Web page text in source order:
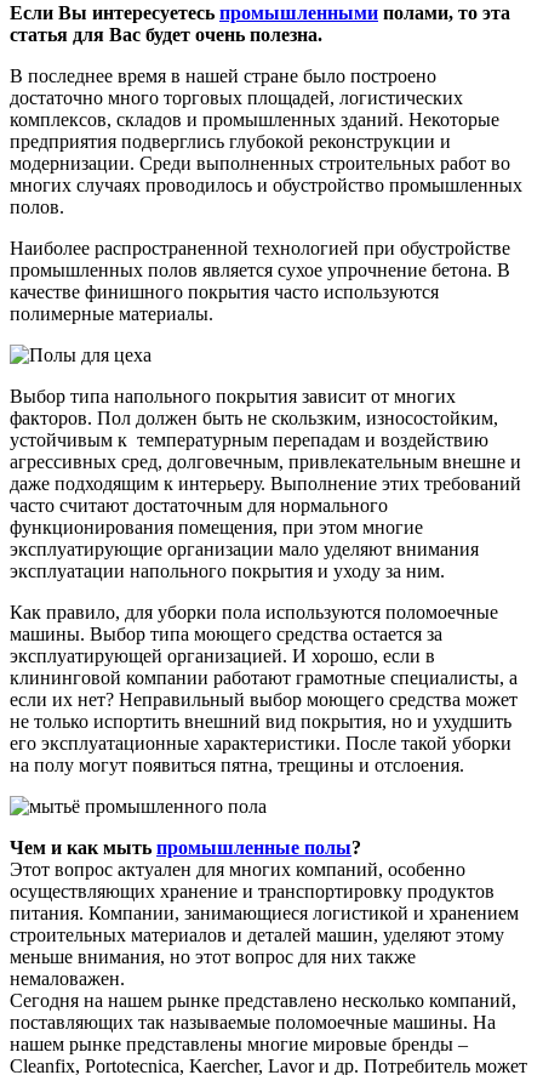
Если Вы интересуетесь промышленными полами, то эта
статья для Вас будет очень полезна.
В последнее время в нашей стране было построено
достаточно много торговых площадей, логистических
комплексов, складов и промышленных зданий. Некоторые
предприятия подверглись глубокой реконструкции и
модернизации. Среди выполненных строительных работ во
многих случаях проводилось и обустройство промышленных
полов.
Наиболее распространенной технологией при обустройстве
промышленных полов является сухое упрочнение бетона. В
качестве финишного покрытия часто используются
полимерные материалы.
Выбор типа напольного покрытия зависит от многих
факторов. Пол должен быть не скользким, износостойким,
устойчивым к температурным перепадам и воздействию
агрессивных сред, долговечным, привлекательным внешне и
даже подходящим к интерьеру. Выполнение этих требований
часто считают достаточным для нормального
функционирования помещения, при этом многие
эксплуатирующие организации мало уделяют внимания
эксплуатации напольного покрытия и уходу за ним.
Как правило, для уборки пола используются поломоечные
машины. Выбор типа моющего средства остается за
эксплуатирующей организацией. И хорошо, если в
клининговой компании работают грамотные специалисты, а
если их нет? Неправильный выбор моющего средства может
не только испортить внешний вид покрытия, но и ухудшить
его эксплуатационные характеристики. После такой уборки
на полу могут появиться пятна, трещины и отслоения.
Чем и как мыть промышленные полы?
Этот вопрос актуален для многих компаний, особенно
осуществляющих хранение и транспортировку продуктов
питания. Компании, занимающиеся логистикой и хранением
строительных материалов и деталей машин, уделяют этому
меньше внимания, но этот вопрос для них также
немаловажен.
Сегодня на нашем рынке представлено несколько компаний,
поставляющих так называемые поломоечные машины. На
нашем рынке представлены многие мировые бренды –
Cleanfix, Portotecnica, Kaercher, Lavor и др. Потребитель может